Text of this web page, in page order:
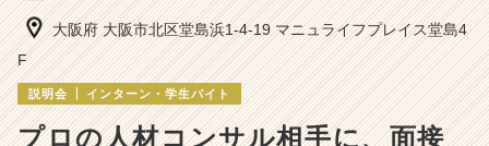
ー・
長
企
業
大阪府 大阪市北区堂島浜1-4-19 マニュライフプレイス堂島4
F
説明会 インターン・学生バイト
プロの人材コンサル相手に、面接